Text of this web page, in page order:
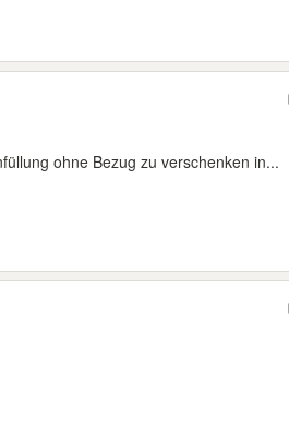
ohne Bezug zu verschenken in...